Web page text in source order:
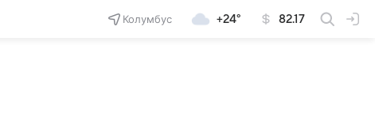
Колумбус +24° 82.17